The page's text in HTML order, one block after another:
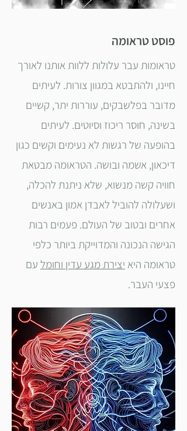
פוסט טראומה
טראומות עבר עלולות ללוות אותנו לאורך
חיינו, ולהתבטא במגוון צורות. לעיתים
מדובר בפלשבקים, עוררות יתר, קשיים
בשינה, חוסר ריכוז וסיוטים. לעיתים
בהופעה של רגשות לא נעימים וקשים כגון
דיכאון, אשמה ובושה. הטראומה מבטאת
חוויה קשה מנשוא, שלא ניתנת להכלה,
ושעלולה להוביל לאבדן אמון באנשים
אחרים ובטוב של העולם. פעמים רבות
הגישה הנכונה והמדוייקת ביותר כלפי
טראומה היא יצירת מגע עדין וחומל עם
פצעי העבר.